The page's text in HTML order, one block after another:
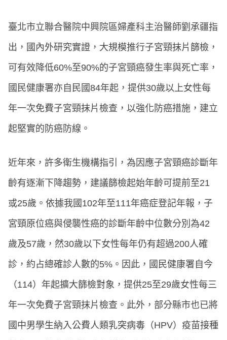
臺北市立聯合醫院中興院區婦產科主治醫師劉承疆指
出，國內外研究實證，大規模推行子宮頸抹片篩檢，
可有效降低60%至90%的子宮頸癌發生率與死亡率，
國民健康署亦自民國84年起，提供30歲以上女性每
年一次免費子宮頸抹片檢查，以強化防癌措施，建立
起堅實的防癌防線。
近年來，許多衛生機構指引，為因應子宮頸癌診斷年
齡有逐漸下降趨勢，建議篩檢起始年齡可提前至21
或25歲。依據我國102年至111年癌症登記年報，子
宮頸原位癌與侵襲性癌的診斷年齡中位數分別為42
歲及57歲，然30歲以下女性每年仍有超過200人確
診，約占總確診人數的5%。因此，國民健康署自今
（114）年起擴大篩檢對象，提供25至29歲女性每三
年一次免費子宮頸抹片檢查。此外，部分縣市也已將
國中男學生納入公費人類乳突病毒（HPV）疫苗接種